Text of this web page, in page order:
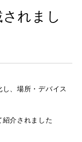
れまし
、場所・デバイス
紹介されました